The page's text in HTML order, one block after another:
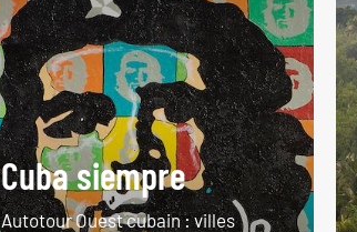
Cuba siempre
Autotour Ouest cubain : villes